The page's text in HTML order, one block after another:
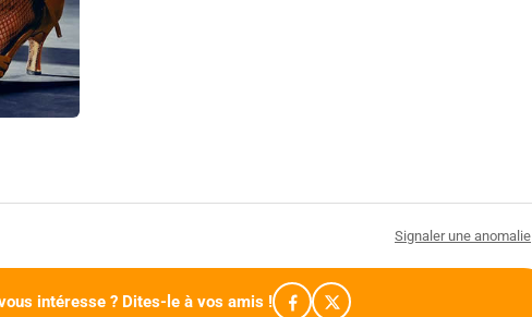
Signaler une anomalie
intéresse ? Dites-le à vos amis !